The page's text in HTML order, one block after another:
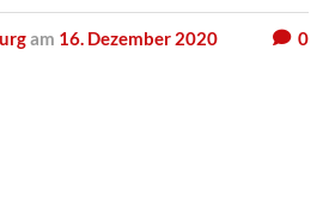
am 16. Dezember 2020 0